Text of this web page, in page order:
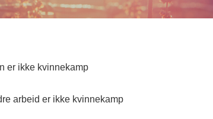
er ikke kvinnekamp
arbeid er ikke kvinnekamp